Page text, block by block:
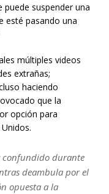
suspender una
esté pasando una
múltiples videos
extrañas;
haciendo
que la
opción para
confundido durante
deambula por el
opuesta a la